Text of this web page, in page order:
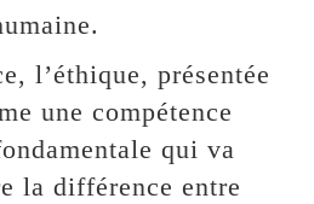
l’éthique, présentée
une compétence
qui va
la différence entre